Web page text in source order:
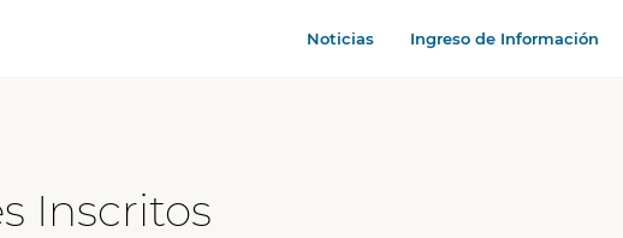
Noticias Ingreso de Información
Inscritos